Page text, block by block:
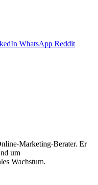
WhatsApp Reddit
Marketing-Berater. Er
um
Wachstum.